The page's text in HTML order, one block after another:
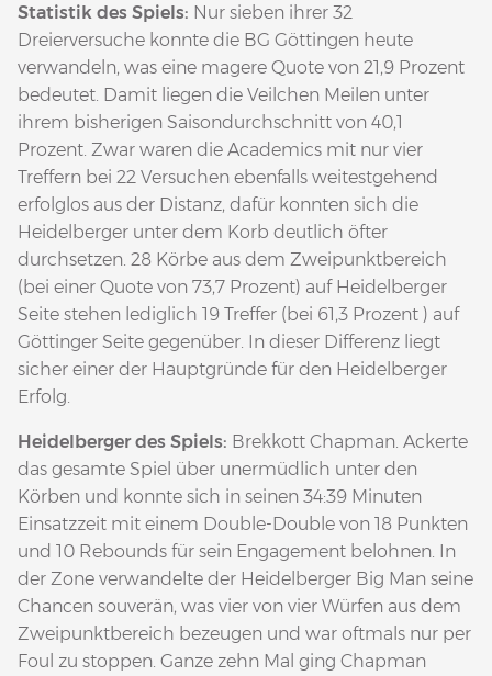
Statistik des Spiels: Nur sieben ihrer 32
Dreierversuche konnte die BG Göttingen heute
verwandeln, was eine magere Quote von 21,9 Prozent
bedeutet. Damit liegen die Veilchen Meilen unter
ihrem bisherigen Saisondurchschnitt von 40,1
Prozent. Zwar waren die Academics mit nur vier
Treffern bei 22 Versuchen ebenfalls weitestgehend
erfolglos aus der Distanz, dafür konnten sich die
Heidelberger unter dem Korb deutlich öfter
durchsetzen. 28 Körbe aus dem Zweipunktbereich
(bei einer Quote von 73,7 Prozent) auf Heidelberger
Seite stehen lediglich 19 Treffer (bei 61,3 Prozent ) auf
Göttinger Seite gegenüber. In dieser Differenz liegt
sicher einer der Hauptgründe für den Heidelberger
Erfolg.
Heidelberger des Spiels: Brekkott Chapman. Ackerte
das gesamte Spiel über unermüdlich unter den
Körben und konnte sich in seinen 34:39 Minuten
Einsatzzeit mit einem Double-Double von 18 Punkten
und 10 Rebounds für sein Engagement belohnen. In
der Zone verwandelte der Heidelberger Big Man seine
Chancen souverän, was vier von vier Würfen aus dem
Zweipunktbereich bezeugen und war oftmals nur per
Foul zu stoppen. Ganze zehn Mal ging Chapman